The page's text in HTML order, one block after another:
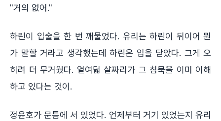
"거의 없어."
하린이 입술을 한 번 깨물었다. 유리는 하린이 뒤이어 뭔
가 말할 거라고 생각했는데 하린은 입을 닫았다. 그게 오
히려 더 무거웠다. 열여덟 살짜리가 그 침묵을 이미 이해
하고 있다는 것이.
정윤호가 문틈에 서 있었다. 언제부터 거기 있었는지 유리